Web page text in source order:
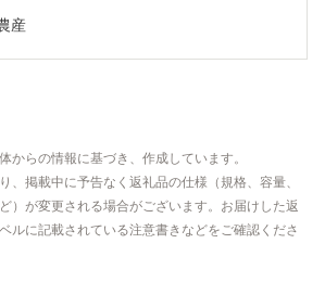
産
からの情報に基づき、作成しています。
、掲載中に予告なく返礼品の仕様（規格、容量、
）が変更される場合がございます。お届けした返
ルに記載されている注意書きなどをご確認くださ